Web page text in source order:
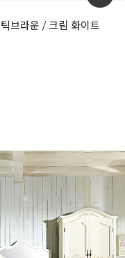
브라운 / 크림 화이트